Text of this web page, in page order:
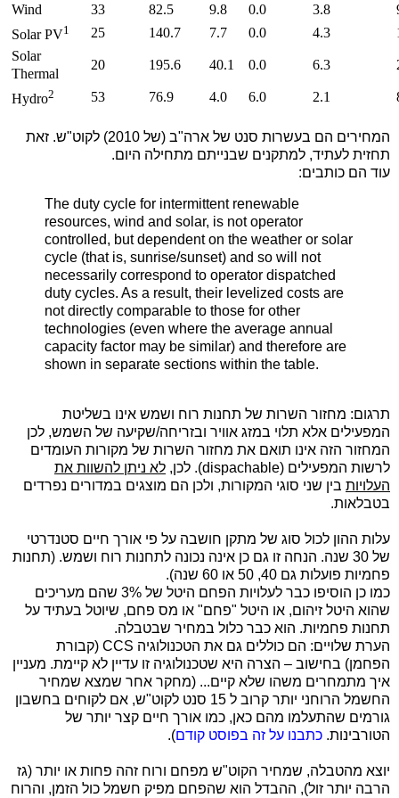
Wind
33 82.5 9.8 0.0 3.8
Solar PV1 25 140.7 7.7 0.0 4.3
Solar
Thermal
20 195.6 40.1 0.0 6.3
Hydro2 53 76.9 4.0 6.0 2.1
המחירים הם בעשרות סנט של ארה"ב (של 2010) לקוט"ש. זאת
תחזית לעתיד, למתקנים שבנייתם מתחילה היום.
עוד הם כותבים:
The duty cycle for intermittent renewable
resources, wind and solar, is not operator
controlled, but dependent on the weather or solar
cycle (that is, sunrise/sunset) and so will not
necessarily correspond to operator dispatched
duty cycles. As a result, their levelized costs are
not directly comparable to those for other
technologies (even where the average annual
capacity factor may be similar) and therefore are
shown in separate sections within the table.
תרגום: מחזור השרות של תחנות רוח ושמש אינו בשליטת
המפעילים אלא תלוי במזג אוויר ובזריחה/שקיעה של השמש, לכן
המחזור הזה אינו תואם את מחזור השרות של מקורות העומדים
לרשות המפעילים (dispachable). לכן, לא ניתן להשוות את
העלויות בין שני סוגי המקורות, ולכן הם מוצגים במדורים נפרדים
בטבלאות.
עלות ההון לכול סוג של מתקן חושבה על פי אורך חיים סטנדרטי
של 30 שנה. הנחה זו גם כן אינה נכונה לתחנות רוח ושמש. (תחנות
פחמיות פועלות גם 40, 50 או 60 שנה).
כמו כן הוסיפו כבר לעלויות הפחם היטל של 3% שהם מעריכים
שהוא היטל זיהום, או היטל "פחם" או מס פחם, שיוטל בעתיד על
תחנות פחמיות. הוא כבר כלול במחיר שבטבלה.
הערת שלויים: הם כוללים גם את הטכנולוגיה CCS (קבורת
הפחמן) בחישוב – הצרה היא שטכנולוגיה זו עדיין לא קיימת. מעניין
איך מתמחרים משהו שלא קיים... (מחקר אחר שמצא שמחיר
החשמל הרוחני יותר קרוב ל 15 סנט לקוט"ש, אם לקוחים בחשבון
גורמים שהתעלמו מהם כאן, כמו אורך חיים קצר יותר של
הטורבינות. כתבנו על זה בפוסט קודם).
יוצא מהטבלה, שמחיר הקוט"ש מפחם ורוח זהה פחות או יותר (גז
הרבה יותר זול), ההבדל הוא שהפחם מפיק חשמל כול הזמן, והרוח